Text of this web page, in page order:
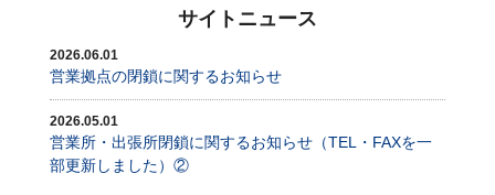
サイトニュース
2026.06.01
営業拠点の閉鎖に関するお知らせ
2026.05.01
営業所・出張所閉鎖に関するお知らせ（TEL・FAXを一
部更新しました）②